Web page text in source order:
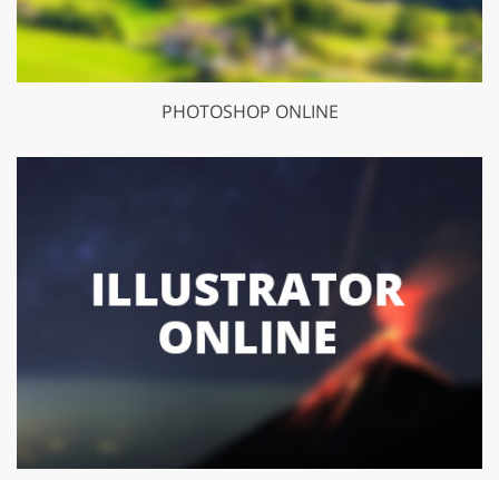
PHOTOSHOP ONLINE